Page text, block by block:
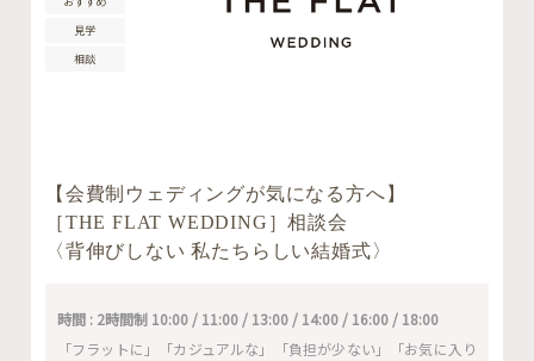
見学
相談
【会費制ウェディングが気になる方へ】
［THE FLAT WEDDING］相談会
〈背伸びしない 私たちらしい結婚式〉
時間 : 2時間制 10:00 / 11:00 / 13:00 / 14:00 / 16:00 / 18:00
「フラットに」「カジュアルな」「負担が少ない」「お気に入り